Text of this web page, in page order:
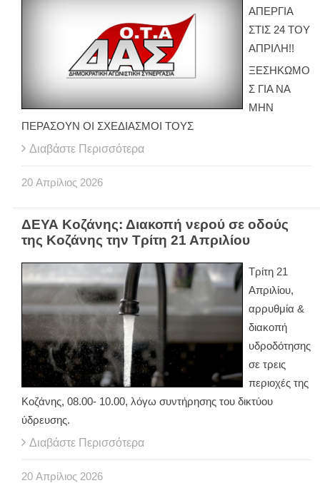
ΑΠΕΡΓΙΑ
ΣΤΙΣ 24 ΤΟΥ
ΑΠΡΙΛΗ!!
ΞΕΣΗΚΩΜΟ
Σ ΓΙΑ ΝΑ
ΜΗΝ
ΠΕΡΑΣΟΥΝ ΟΙ ΣΧΕΔΙΑΣΜΟΙ ΤΟΥΣ
Διαβάστε Περισσότερα
20 Απρίλιος 2026
ΔΕΥΑ Κοζάνης: Διακοπή νερού σε οδούς
της Κοζάνης την Τρίτη 21 Απριλίου
Τρίτη 21
Απριλίου,
αρρυθμία &
διακοπή
υδροδότησης
σε τρεις
περιοχές της
Κοζάνης, 08.00- 10.00, λόγω συντήρησης του δικτύου
ύδρευσης.
Διαβάστε Περισσότερα
20 Απρίλιος 2026